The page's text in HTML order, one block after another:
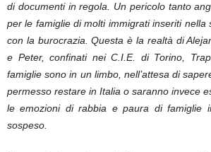
di documenti in regola. Un pericolo tanto
per le famiglie di molti immigrati inseriti nella
con la burocrazia. Questa è la realtà di
e Peter, confinati nei C.I.E. di Torino,
famiglie sono in un limbo, nell’attesa di
permesso restare in Italia o saranno invece
le emozioni di rabbia e paura di famiglie
sospeso.